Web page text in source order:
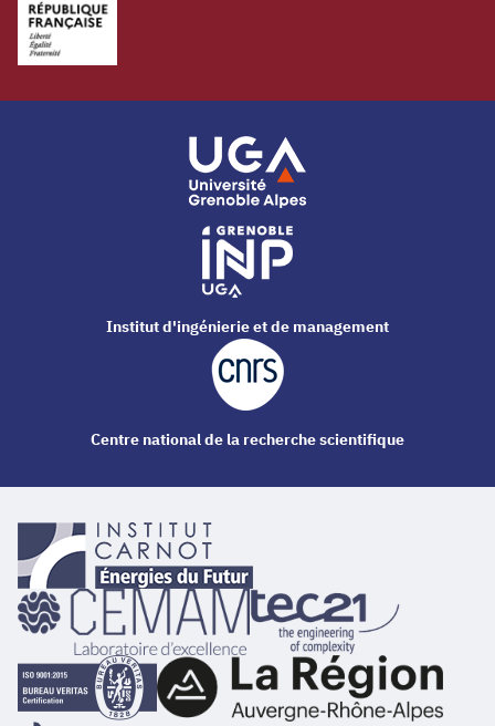
Institut d'ingénierie et de management
Centre national de la recherche scientifique